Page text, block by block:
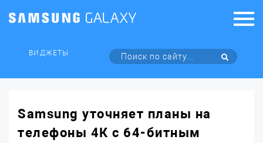
ВИДЖЕТЫ
Samsung уточняет планы на
телефоны 4К с 64-битным